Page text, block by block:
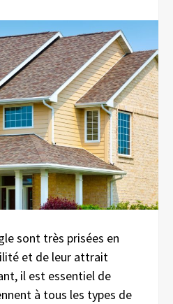
sont très prisées en
et de leur attrait
il est essentiel de
à tous les types de